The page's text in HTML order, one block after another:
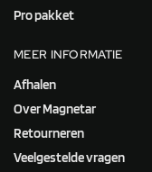
Pro pakket
MEER INFORMATIE
Afhalen
Over Magnetar
Retourneren
Veelgestelde vragen